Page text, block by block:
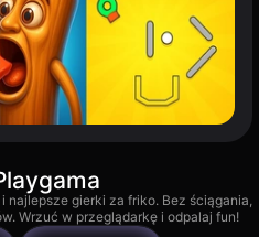
najlepsze gierki za friko. Bez ściągania,
Wrzuć w przeglądarkę i odpalaj fun!